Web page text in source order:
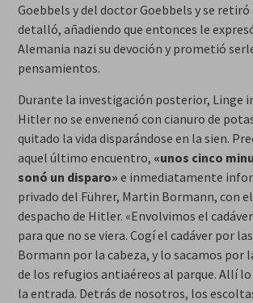
Goebbels y del doctor Goebbels y se retiró
detalló, añadiendo que entonces le
Alemania nazi su devoción y prometió
pensamientos.
Durante la investigación posterior, Linge
Hitler no se envenenó con cianuro de
quitado la vida disparándose en la sien.
aquel último encuentro, «unos cinco
sonó un disparo» e inmediatamente
privado del Führer, Martin Bormann, con
despacho de Hitler. «Envolvimos el
para que no se viera. Cogí el cadáver por
Bormann por la cabeza, y lo sacamos por
de los refugios antiaéreos al parque. Allí
la entrada. Detrás de nosotros, los